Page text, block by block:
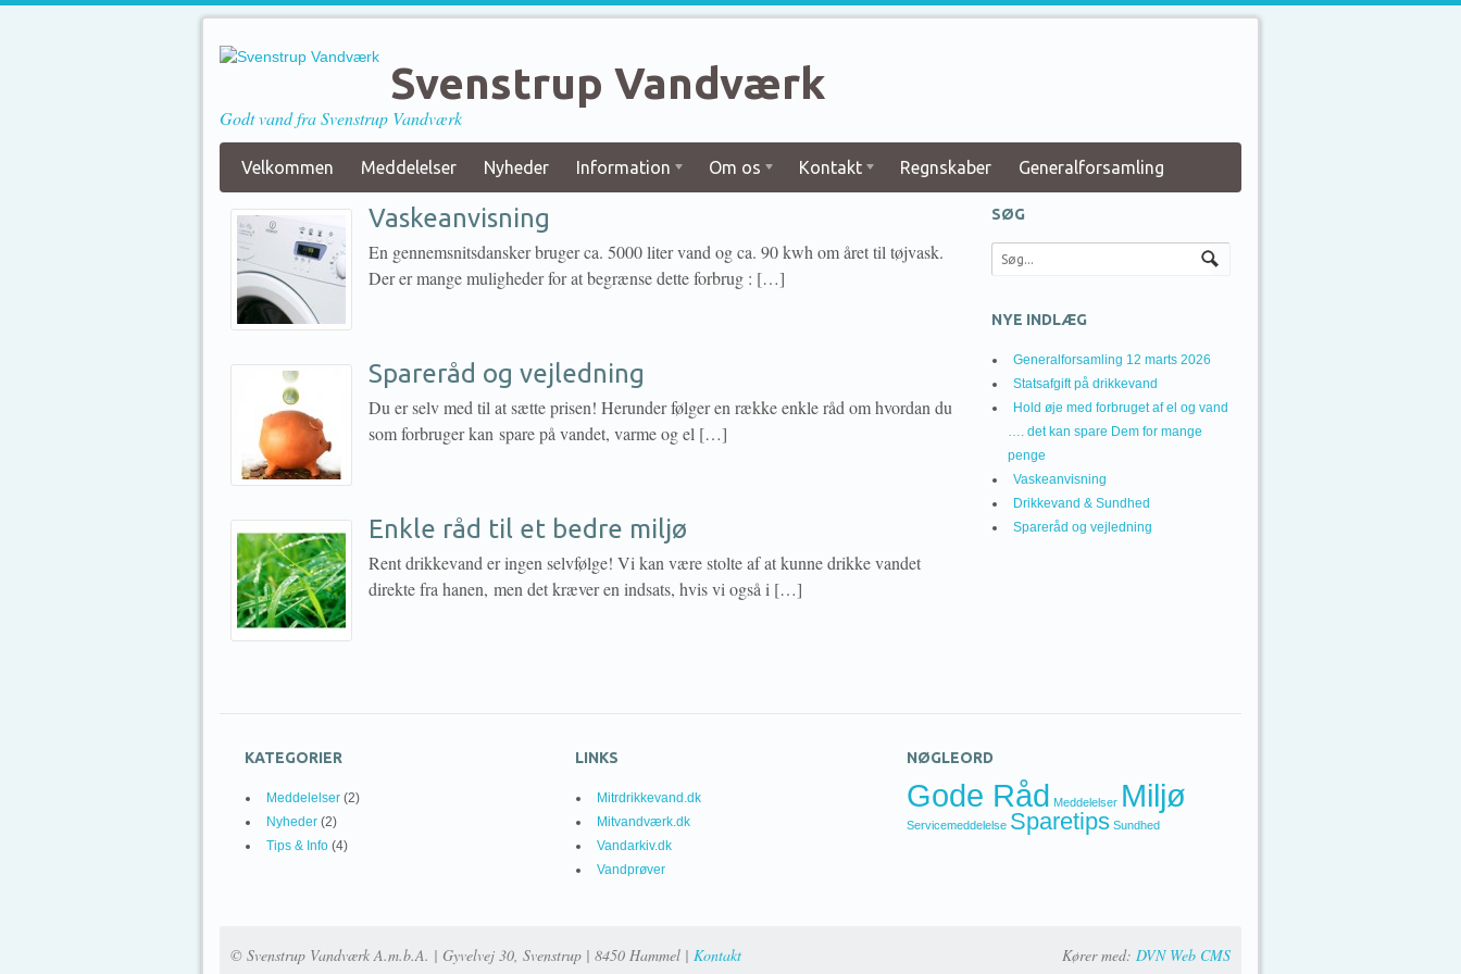
Svenstrup Vandværk
Godt vand fra Svenstrup Vandværk
Velkommen Meddelelser Nyheder Information Om os Kontakt Regnskaber Generalforsamling
Vaskeanvisning
En gennemsnitsdansker bruger ca. 5000 liter vand og ca. 90 kwh om året til tøjvask.
Der er mange muligheder for at begrænse dette forbrug : […]
Spareråd og vejledning
Du er selv med til at sætte prisen! Herunder følger en række enkle råd om hvordan du
som forbruger kan spare på vandet, varme og el […]
Enkle råd til et bedre miljø
Rent drikkevand er ingen selvfølge! Vi kan være stolte af at kunne drikke vandet
direkte fra hanen, men det kræver en indsats, hvis vi også i […]
SØG
NYE INDLÆG
Generalforsamling 12 marts 2026
Statsafgift på drikkevand
Hold øje med forbruget af el og vand
…. det kan spare Dem for mange
penge
Vaskeanvisning
Drikkevand & Sundhed
Spareråd og vejledning
KATEGORIER
Meddelelser(2)
Nyheder(2)
Tips & Info(4)
LINKS
Mitrdrikkevand.dk
Mitvandværk.dk
Vandarkiv.dk
Vandprøver
NØGLEORD
Gode Råd Meddelelser Miljø
Servicemeddelelse Sparetips Sundhed
© Svenstrup Vandværk A.m.b.A. | Gyvelvej 30, Svenstrup | 8450 Hammel | Kontakt Kører med: DVN Web CMS